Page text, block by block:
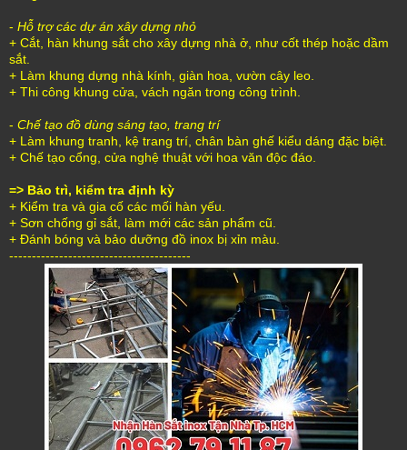
- Hỗ trợ các dự án xây dựng nhỏ
+ Cắt, hàn khung sắt cho xây dựng nhà ở, như cốt thép hoặc dầm
sắt.
+ Làm khung dựng nhà kính, giàn hoa, vườn cây leo.
+ Thi công khung cửa, vách ngăn trong công trình.
- Chế tạo đồ dùng sáng tạo, trang trí
+ Làm khung tranh, kệ trang trí, chân bàn ghế kiểu dáng đặc biệt.
+ Chế tạo cổng, cửa nghệ thuật với hoa văn độc đáo.
=> Bảo trì, kiểm tra định kỳ
+ Kiểm tra và gia cố các mối hàn yếu.
+ Sơn chống gỉ sắt, làm mới các sản phẩm cũ.
+ Đánh bóng và bảo dưỡng đồ inox bị xỉn màu.
----------------------------------------